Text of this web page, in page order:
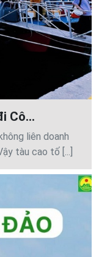
Cô...
liên doanh
tàu cao tố [...]